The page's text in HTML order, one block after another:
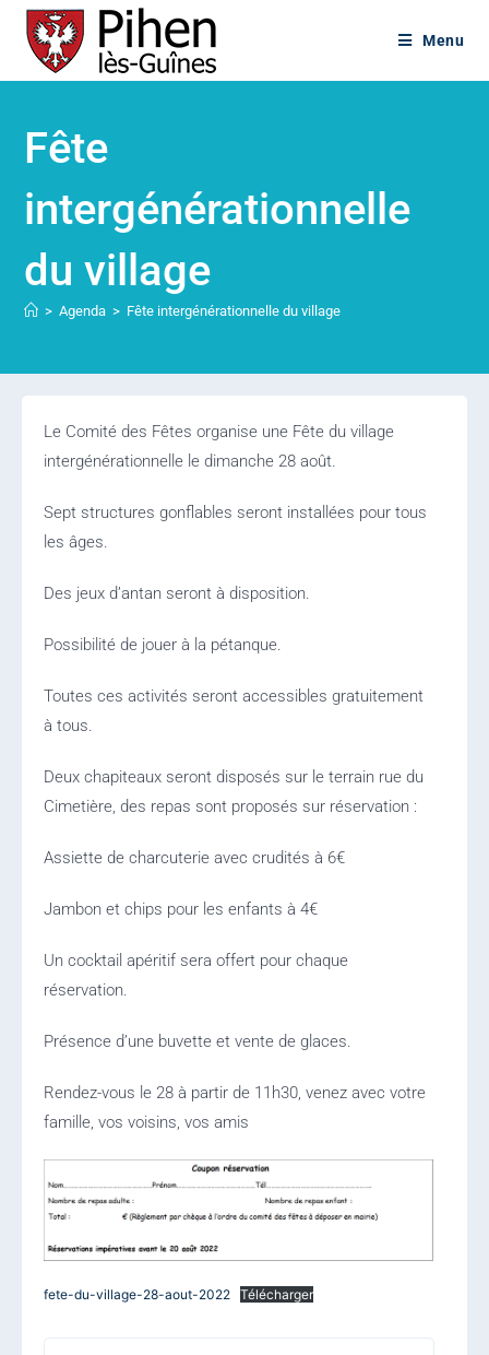
Menu
Fête
intergénérationnelle
du village
> Agenda > Fête intergénérationnelle du village
Le Comité des Fêtes organise une Fête du village
intergénérationnelle le dimanche 28 août.
Sept structures gonflables seront installées pour tous
les âges.
Des jeux d’antan seront à disposition.
Possibilité de jouer à la pétanque.
Toutes ces activités seront accessibles gratuitement
à tous.
Deux chapiteaux seront disposés sur le terrain rue du
Cimetière, des repas sont proposés sur réservation :
Assiette de charcuterie avec crudités à 6€
Jambon et chips pour les enfants à 4€
Un cocktail apéritif sera offert pour chaque
réservation.
Présence d’une buvette et vente de glaces.
Rendez-vous le 28 à partir de 11h30, venez avec votre
famille, vos voisins, vos amis
fete-du-village-28-aout-2022 Télécharger